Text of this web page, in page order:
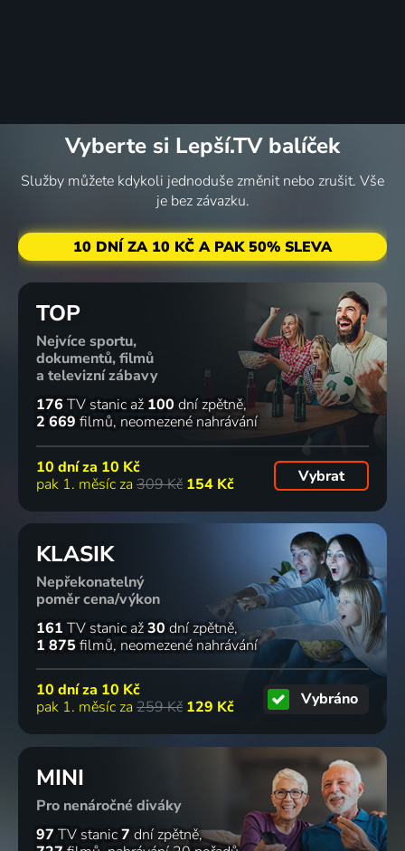
Vyberte si Lepší.TV balíček
Služby můžete kdykoli jednoduše změnit nebo zrušit. Vše
je bez závazku.
10 DNÍ ZA 10 KČ A PAK 50% SLEVA
TOP
Nejvíce sportu,
dokumentů, filmů
a televizní zábavy
176 TV stanic až 100 dní zpětně
2 669 filmů neomezené nahrávání
10 dní za 10 Kč
pak 1. měsíc za 309 Kč 154 Kč Vybrat
KLASIK
Nepřekonatelný
poměr cena/výkon
161 TV stanic až30 dní zpětně
1 875 filmů neomezené nahrávání
10 dní za 10 Kč
pak 1. měsíc za 259 Kč 129 Kč Vybráno
MINI
Pro nenáročné diváky
97 TV stanic7 dní zpětně